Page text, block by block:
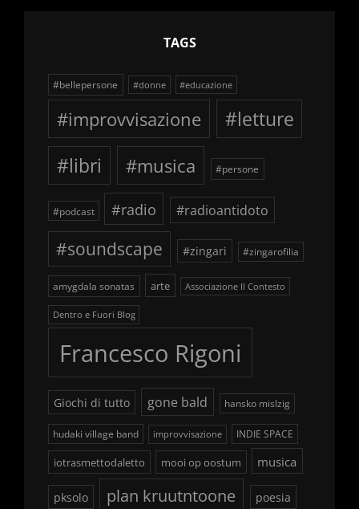
TAGS
#bellepersone #donne #educazione
#improvvisazione
#letture
#libri
#musica #persone
#podcast #radio #radioantidoto
#soundscape #zingari #zingarofilia
amygdala sonatas arte Associazione Il Contesto
Dentro e Fuori Blog
Francesco Rigoni
Giochi di tutto gone bald hansko mislzig
hudaki village band improvvisazione INDIE SPACE
iotrasmettodaletto mooi op oostum musica
pksolo plan kruutntoone poesia